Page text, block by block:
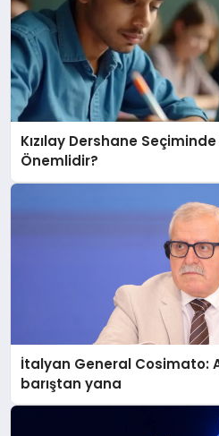
Kızılay Dershane
Önemlidir?
İtalyan General Cosimato:
barıştan yana